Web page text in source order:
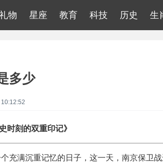
物 星座 教育 科技 历史 生
多少
时刻的双重印记》
充满沉重记忆的日子，这一天，南京保卫